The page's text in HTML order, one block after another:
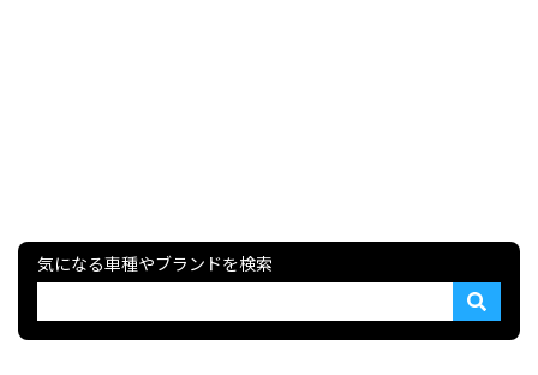
気になる車種やブランドを検索